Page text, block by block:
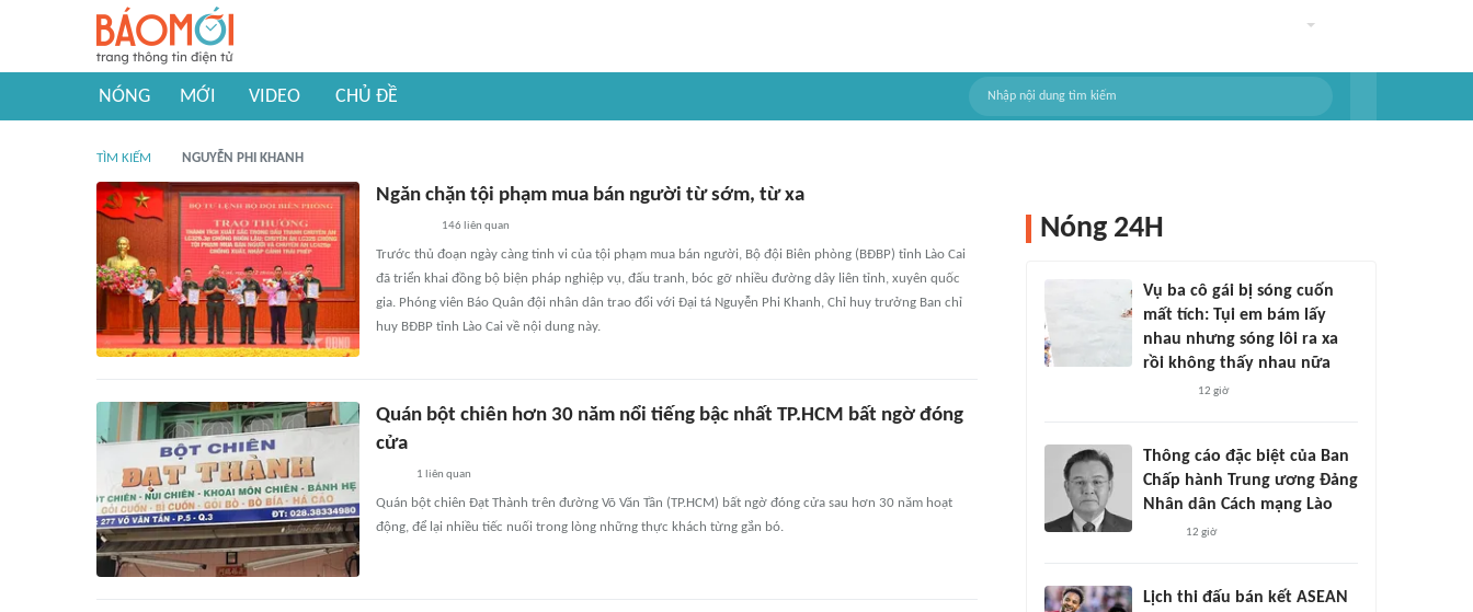
NÓNG MỚI VIDEO CHỦ ĐỀ
TÌM KIẾM NGUYỄN PHI KHANH
Ngăn chặn tội phạm mua bán người từ sớm, từ xa
146 liên quan
Trước thủ đoạn ngày càng tinh vi của tội phạm mua bán người, Bộ đội Biên phòng (BĐBP) tỉnh Lào Cai
đã triển khai đồng bộ biện pháp nghiệp vụ, đấu tranh, bóc gỡ nhiều đường dây liên tỉnh, xuyên quốc
gia. Phóng viên Báo Quân đội nhân dân trao đổi với Đại tá Nguyễn Phi Khanh, Chỉ huy trưởng Ban chỉ
huy BĐBP tỉnh Lào Cai về nội dung này.
Quán bột chiên hơn 30 năm nổi tiếng bậc nhất TP.HCM bất ngờ đóng
cửa
1 liên quan
Quán bột chiên Đạt Thành trên đường Võ Văn Tần (TP.HCM) bất ngờ đóng cửa sau hơn 30 năm hoạt
động, để lại nhiều tiếc nuối trong lòng những thực khách từng gắn bó.
Nóng 24H
Vụ ba cô gái bị sóng cuốn
mất tích: Tụi em bám lấy
nhau nhưng sóng lôi ra xa
rồi không thấy nhau nữa
12 giờ
Thông cáo đặc biệt của Ban
Chấp hành Trung ương Đảng
Nhân dân Cách mạng Lào
12 giờ
Lịch thi đấu bán kết ASEAN